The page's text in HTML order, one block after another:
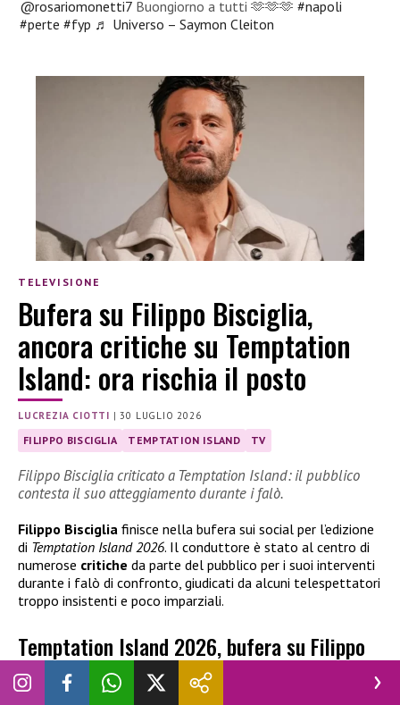
@rosariomonetti7 Buongiorno a tutti 🫶🫶🫶#napoli
#perte #fyp ♬ Universo – Saymon Cleiton
TELEVISIONE
Bufera su Filippo Bisciglia,
ancora critiche su Temptation
Island: ora rischia il posto
LUCREZIA CIOTTI |30 LUGLIO 2026
FILIPPO BISCIGLIA TEMPTATION ISLAND TV
Filippo Bisciglia criticato a Temptation Island: il pubblico
contesta il suo atteggiamento durante i falò.
Filippo Bisciglia finisce nella bufera sui social per l’edizione
di Temptation Island 2026. Il conduttore è stato al centro di
numerose critiche da parte del pubblico per i suoi interventi
durante i falò di confronto, giudicati da alcuni telespettatori
troppo insistenti e poco imparziali.
Temptation Island 2026, bufera su Filippo
Bisciglia